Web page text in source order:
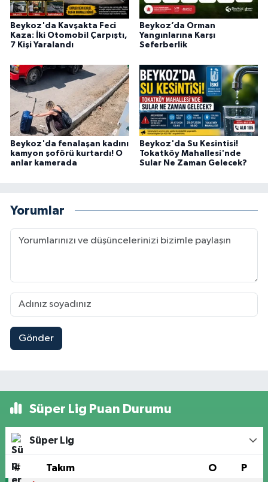
Beykoz'da Kavşakta Feci
Kaza: İki Otomobil Çarpıştı,
7 Kişi Yaralandı
Beykoz’da Orman
Yangınlarına Karşı
Seferberlik
Beykoz'da fenalaşan kadını
kamyon şoförü kurtardı! O
anlar kamerada
Beykoz'da Su Kesintisi!
Tokatköy Mahallesi'nde
Sular Ne Zaman Gelecek?
Yorumlar
Gönder
Süper Lig Puan Durumu
Süper Lig
# Takım O P